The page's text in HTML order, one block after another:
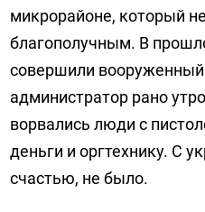
микрорайоне, который
благополучным. В
совершили
администратор рано
ворвались люди с
деньги и оргтехнику. С
счастью, не было.